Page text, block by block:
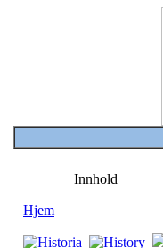
Innhold
Hjem